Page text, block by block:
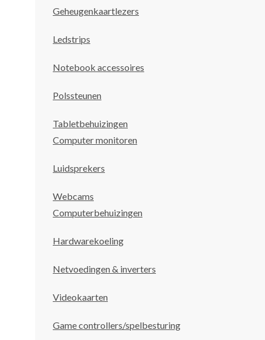
Geheugenkaartlezers
Ledstrips
Notebook accessoires
Polssteunen
Tabletbehuizingen
Computer monitoren
Luidsprekers
Webcams
Computerbehuizingen
Hardwarekoeling
Netvoedingen & inverters
Videokaarten
Game controllers/spelbesturing